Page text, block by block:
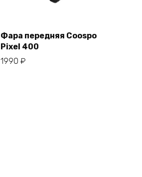
Фара передняя Coospo
Pixel 400
1990 ₽